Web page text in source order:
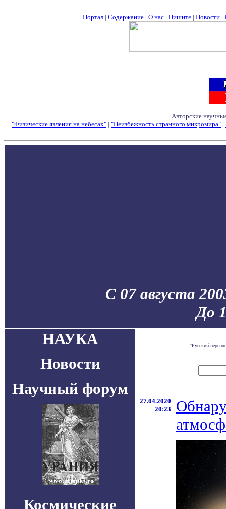
Портал| Содержание| О нас| Пишите| Новости|
Авторские
"Физические явления на небесах" | "Неизбежность странного микромира" |
С 07 августа
До
НАУКА
Новости
Научный форум
Космические
"Русский
27.04.2020
20:23